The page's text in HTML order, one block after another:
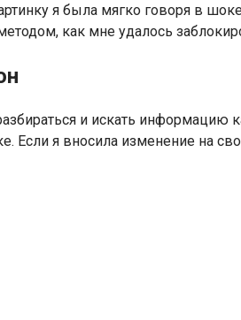
я была мягко говоря в
как мне удалось
и искать
Если я вносила изменение на